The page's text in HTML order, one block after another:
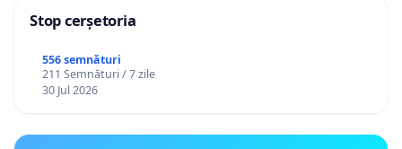
Stop cerșetoria
556 semnături
211 Semnături / 7 zile
30 Jul 2026